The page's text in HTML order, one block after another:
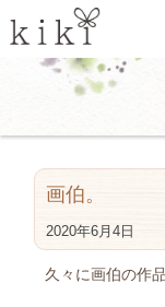
画伯。
2020年6月4日
久々に画伯の作